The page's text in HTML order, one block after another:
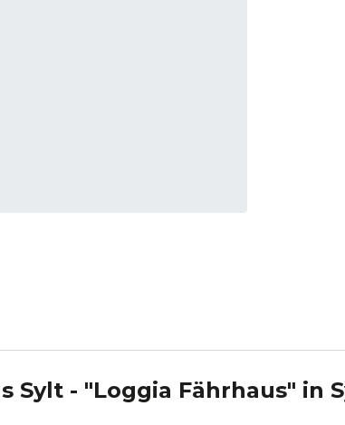
Sylt - "Loggia Fährhaus" in